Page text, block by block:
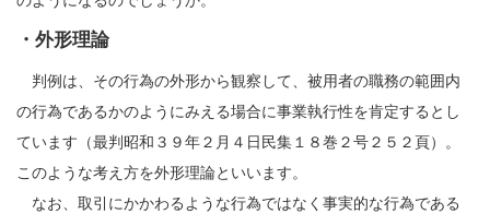
・外形理論
判例は、その行為の外形から観察して、被用者の職務の範囲内
の行為であるかのようにみえる場合に事業執行性を肯定するとし
ています（最判昭和３９年２月４日民集１８巻２号２５２頁）。
このような考え方を外形理論といいます。
なお、取引にかかわるような行為ではなく事実的な行為である